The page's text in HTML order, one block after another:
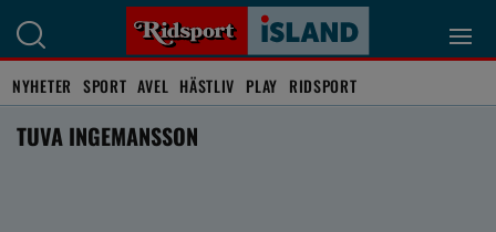
NYHETER SPORT AVEL HÄSTLIV PLAY RIDSPORT
TUVA INGEMANSSON